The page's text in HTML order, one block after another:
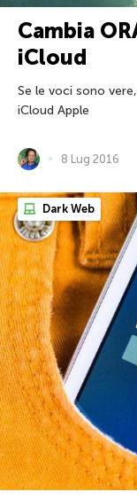
Cambia
iCloud
Se le voci sono
iCloud Apple
8 Lug 2016
Dark Web